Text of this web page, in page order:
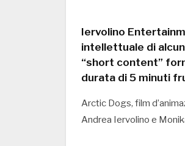
Iervolino
intellettuale di
“short content”
durata di 5 minuti
Arctic Dogs, film
Andrea Iervolino e